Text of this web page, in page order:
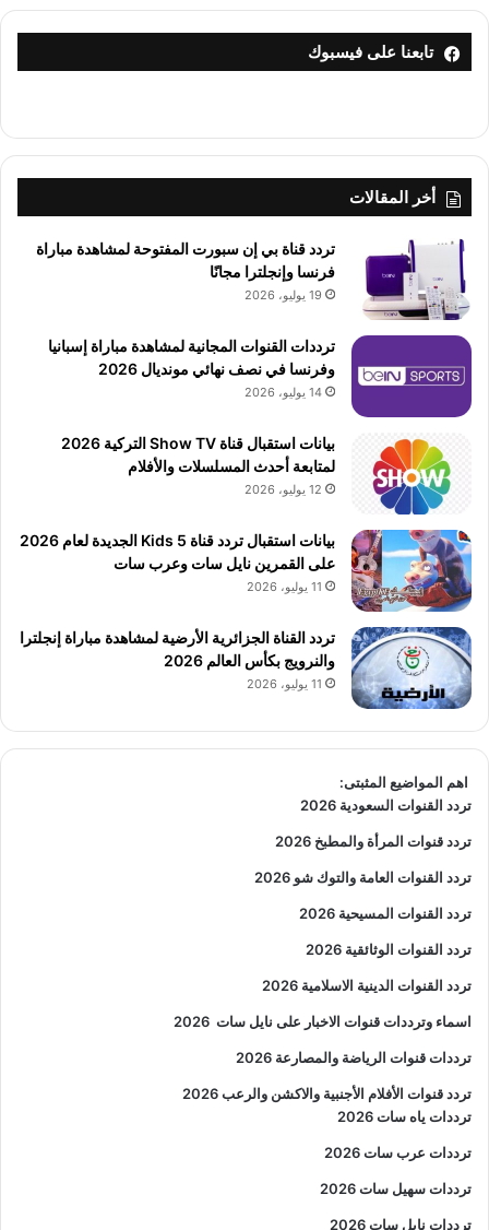
تابعنا على فيسبوك
أخر المقالات
تردد قناة بي إن سبورت المفتوحة لمشاهدة مباراة
فرنسا وإنجلترا مجانًا
19 يوليو، 2026
ترددات القنوات المجانية لمشاهدة مباراة إسبانيا
وفرنسا في نصف نهائي مونديال 2026
14 يوليو، 2026
بيانات استقبال قناة Show TV التركية 2026
لمتابعة أحدث المسلسلات والأفلام
12 يوليو، 2026
بيانات استقبال تردد قناة 5 Kids الجديدة لعام 2026
على القمرين نايل سات وعرب سات
11 يوليو، 2026
تردد القناة الجزائرية الأرضية لمشاهدة مباراة إنجلترا
والنرويج بكأس العالم 2026
11 يوليو، 2026
اهم المواضيع المثبتى:
تردد القنوات السعودية 2026
تردد قنوات المرأة والمطبخ 2026
تردد القنوات العامة والتوك شو 2026
تردد القنوات المسيحية 2026
تردد القنوات الوثائقية 2026
تردد القنوات الدينية الاسلامية 2026
اسماء وترددات قنوات الاخبار على نايل سات 2026
ترددات قنوات الرياضة والمصارعة 2026
تردد قنوات الأفلام الأجنبية والاكشن والرعب2026
ترددات ياه سات 2026
ترددات عرب سات 2026
ترددات سهيل سات 2026
ترددات نايل سات 2026